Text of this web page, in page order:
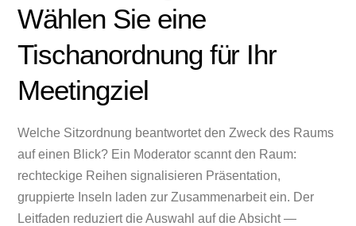
Wählen Sie eine
Tischanordnung für Ihr
Meetingziel
Welche Sitzordnung beantwortet den Zweck des Raums
auf einen Blick? Ein Moderator scannt den Raum:
rechteckige Reihen signalisieren Präsentation,
gruppierte Inseln laden zur Zusammenarbeit ein. Der
Leitfaden reduziert die Auswahl auf die Absicht —